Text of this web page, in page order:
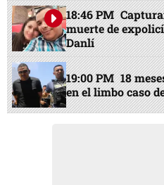
18:46 PM
muerte de
Danlí
19:00 PM 18
en el limbo caso